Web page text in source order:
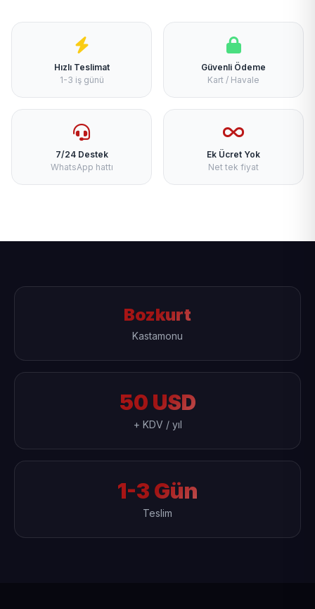
Hızlı Teslimat
1-3 iş günü
Güvenli Ödeme
Kart / Havale
7/24 Destek
WhatsApp hattı
Ek Ücret Yok
Net tek fiyat
Bozkurt
Kastamonu
50 USD
+ KDV / yıl
1-3 Gün
Teslim